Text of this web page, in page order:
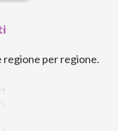
regione per regione.